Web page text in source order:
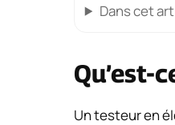
Dans cet
Qu’est-
Un testeur en